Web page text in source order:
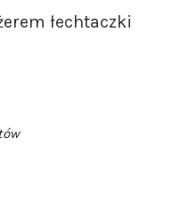
łechtaczki